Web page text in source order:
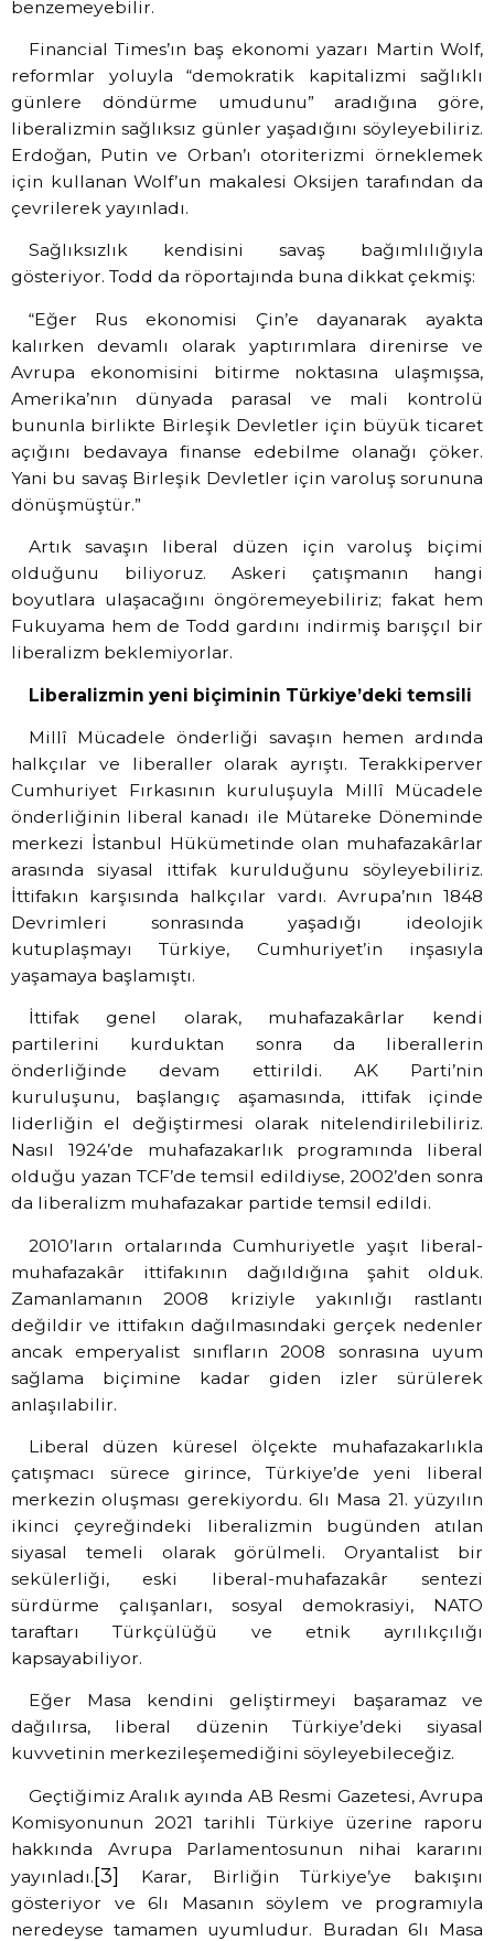
benzemeyebilir.
Financial Times’ın baş ekonomi yazarı Martin Wolf,
reformlar yoluyla “demokratik kapitalizmi sağlıklı
günlere döndürme umudunu” aradığına göre,
liberalizmin sağlıksız günler yaşadığını söyleyebiliriz.
Erdoğan, Putin ve Orban’ı otoriterizmi örneklemek
için kullanan Wolf’un makalesi Oksijen tarafından da
çevrilerek yayınladı.
Sağlıksızlık kendisini savaş bağımlılığıyla
gösteriyor. Todd da röportajında buna dikkat çekmiş:
“Eğer Rus ekonomisi Çin’e dayanarak ayakta
kalırken devamlı olarak yaptırımlara direnirse ve
Avrupa ekonomisini bitirme noktasına ulaşmışsa,
Amerika’nın dünyada parasal ve mali kontrolü
bununla birlikte Birleşik Devletler için büyük ticaret
açığını bedavaya finanse edebilme olanağı çöker.
Yani bu savaş Birleşik Devletler için varoluş sorununa
dönüşmüştür.”
Artık savaşın liberal düzen için varoluş biçimi
olduğunu biliyoruz. Askeri çatışmanın hangi
boyutlara ulaşacağını öngöremeyebiliriz; fakat hem
Fukuyama hem de Todd gardını indirmiş barışçıl bir
liberalizm beklemiyorlar.
Liberalizmin yeni biçiminin Türkiye’deki temsili
Millî Mücadele önderliği savaşın hemen ardında
halkçılar ve liberaller olarak ayrıştı. Terakkiperver
Cumhuriyet Fırkasının kuruluşuyla Millî Mücadele
önderliğinin liberal kanadı ile Mütareke Döneminde
merkezi İstanbul Hükümetinde olan muhafazakârlar
arasında siyasal ittifak kurulduğunu söyleyebiliriz.
İttifakın karşısında halkçılar vardı. Avrupa’nın 1848
Devrimleri sonrasında yaşadığı ideolojik
kutuplaşmayı Türkiye, Cumhuriyet’in inşasıyla
yaşamaya başlamıştı.
İttifak genel olarak, muhafazakârlar kendi
partilerini kurduktan sonra da liberallerin
önderliğinde devam ettirildi. AK Parti’nin
kuruluşunu, başlangıç aşamasında, ittifak içinde
liderliğin el değiştirmesi olarak nitelendirilebiliriz.
Nasıl 1924’de muhafazakarlık programında liberal
olduğu yazan TCF’de temsil edildiyse, 2002’den sonra
da liberalizm muhafazakar partide temsil edildi.
2010’ların ortalarında Cumhuriyetle yaşıt liberal-
muhafazakâr ittifakının dağıldığına şahit olduk.
Zamanlamanın 2008 kriziyle yakınlığı rastlantı
değildir ve ittifakın dağılmasındaki gerçek nedenler
ancak emperyalist sınıfların 2008 sonrasına uyum
sağlama biçimine kadar giden izler sürülerek
anlaşılabilir.
Liberal düzen küresel ölçekte muhafazakarlıkla
çatışmacı sürece girince, Türkiye’de yeni liberal
merkezin oluşması gerekiyordu. 6lı Masa 21. yüzyılın
ikinci çeyreğindeki liberalizmin bugünden atılan
siyasal temeli olarak görülmeli. Oryantalist bir
sekülerliği, eski liberal-muhafazakâr sentezi
sürdürme çalışanları, sosyal demokrasiyi, NATO
taraftarı Türkçülüğü ve etnik ayrılıkçılığı
kapsayabiliyor.
Eğer Masa kendini geliştirmeyi başaramaz ve
dağılırsa, liberal düzenin Türkiye’deki siyasal
kuvvetinin merkezileşemediğini söyleyebileceğiz.
Geçtiğimiz Aralık ayında AB Resmi Gazetesi, Avrupa
Komisyonunun 2021 tarihli Türkiye üzerine raporu
hakkında Avrupa Parlamentosunun nihai kararını
yayınladı.[3] Karar, Birliğin Türkiye’ye bakışını
gösteriyor ve 6lı Masanın söylem ve programıyla
neredeyse tamamen uyumludur. Buradan 6lı Masa